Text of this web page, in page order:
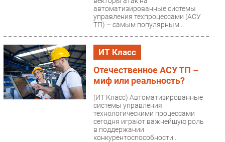
автоматизированные системы
управления техпроцессами (АСУ
ТП) – самым популярным...
ИТ Класс
Отечественное АСУ ТП –
миф или реальность?
(ИТ Класс) Автоматизированные
системы управления
технологическими процессами
сегодня играют важнейшую роль
в поддержании
конкурентоспособности...